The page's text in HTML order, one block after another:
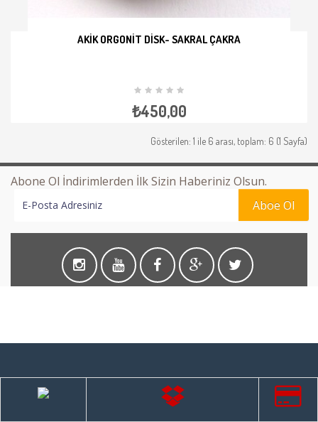
AKIK ORGONIT DISK- SAKRAL ÇAKRA
₺450,00
Gösterilen: 1 ile 6 arası, toplam: 6 (1 Sayfa)
Abone Ol İndirimlerden İlk Sizin Haberiniz Olsun.
Aboe Ol